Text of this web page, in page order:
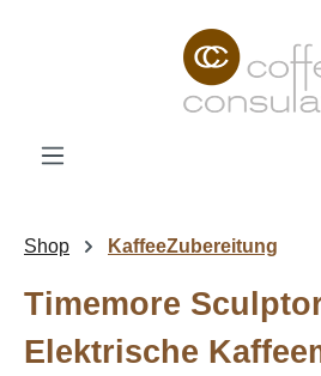
Zum Hauptinhalt springen
Shop KaffeeZubereitung
Timemore
Elektrische